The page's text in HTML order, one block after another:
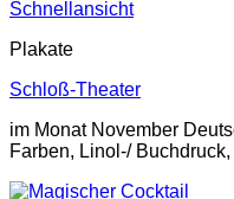
Schnellansicht
Plakate
Schloß-Theater
im Monat November
Farben, Linol-/